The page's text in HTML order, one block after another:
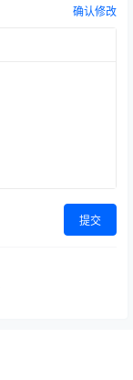
确认修改
提交